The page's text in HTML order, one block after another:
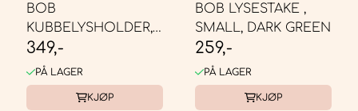
BOB
KUBBELYSHOLDER,
LARGE, RED
349,-
PÅ LAGER
KJØP
BOB LYSESTAKE ,
SMALL, DARK GREEN
259,-
PÅ LAGER
KJØP